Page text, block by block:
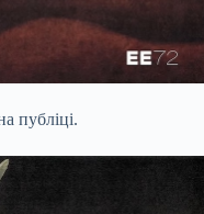
публіці.